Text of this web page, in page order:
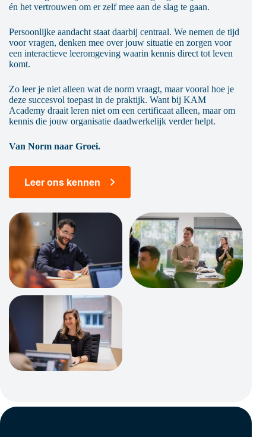
én het vertrouwen om er zelf mee aan de slag te gaan.
Persoonlijke aandacht staat daarbij centraal. We nemen de tijd
voor vragen, denken mee over jouw situatie en zorgen voor
een interactieve leeromgeving waarin kennis direct tot leven
komt.
Zo leer je niet alleen wat de norm vraagt, maar vooral hoe je
deze succesvol toepast in de praktijk. Want bij KAM
Academy draait leren niet om een certificaat alleen, maar om
kennis die jouw organisatie daadwerkelijk verder helpt.
Van Norm naar Groei.
Leer ons kennen